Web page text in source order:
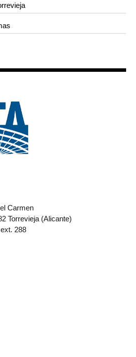
Carmen
Torrevieja (Alicante)
288